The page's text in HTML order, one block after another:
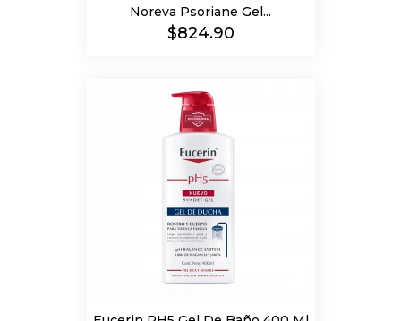
Noreva Psoriane Gel...
Precio
$824.90